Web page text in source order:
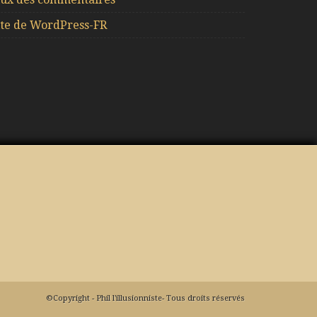
de WordPress-FR
©Copyright - Phil l'illusionniste- Tous droits réservés